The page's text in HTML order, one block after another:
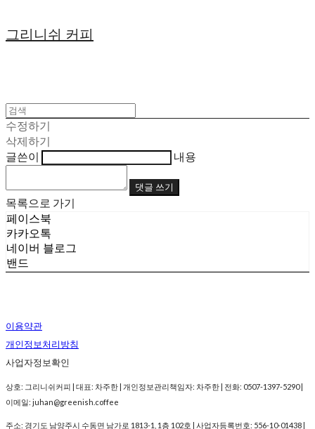
그리니쉬 커피
수정하기
삭제하기
글쓴이
내용
댓글 쓰기
목록으로 가기
페이스북
카카오톡
네이버 블로그
밴드
이용약관
개인정보처리방침
사업자정보확인
상호: 그리니쉬커피 | 대표: 차주한 | 개인정보관리책임자: 차주한 | 전화: 0507-1397-5290 |
이메일: juhan@greenish.coffee
주소: 경기도 남양주시 수동면 남가로 1813-1, 1층 102호 | 사업자등록번호: 556-10-01438 |